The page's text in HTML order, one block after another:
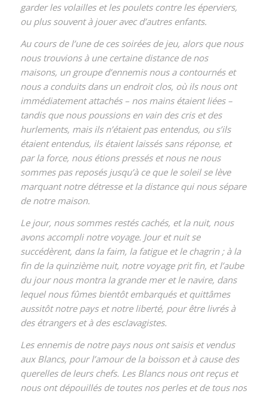
garder les volailles et les poulets contre les éperviers,
ou plus souvent à jouer avec d’autres enfants.
Au cours de l’une de ces soirées de jeu, alors que nous
nous trouvions à une certaine distance de nos
maisons, un groupe d’ennemis nous a contournés et
nous a conduits dans un endroit clos, où ils nous ont
immédiatement attachés – nos mains étaient liées –
tandis que nous poussions en vain des cris et des
hurlements, mais ils n’étaient pas entendus, ou s’ils
étaient entendus, ils étaient laissés sans réponse, et
par la force, nous étions pressés et nous ne nous
sommes pas reposés jusqu’à ce que le soleil se lève
marquant notre détresse et la distance qui nous sépare
de notre maison.
Le jour, nous sommes restés cachés, et la nuit, nous
avons accompli notre voyage. Jour et nuit se
succédèrent, dans la faim, la fatigue et le chagrin ; à la
fin de la quinzième nuit, notre voyage prit fin, et l’aube
du jour nous montra la grande mer et le navire, dans
lequel nous fûmes bientôt embarqués et quittâmes
aussitôt notre pays et notre liberté, pour être livrés à
des étrangers et à des esclavagistes.
Les ennemis de notre pays nous ont saisis et vendus
aux Blancs, pour l’amour de la boisson et à cause des
querelles de leurs chefs. Les Blancs nous ont reçus et
nous ont dépouillés de toutes nos perles et de tous nos